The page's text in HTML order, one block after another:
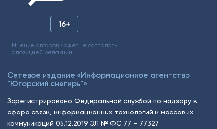
16+
Мнение авторов может не совпадать
с позицией редакции.
Сетевое издание «Информационное агентство
"Югорский снегирь"»
Зарегистрировано Федеральной службой по надзору в
сфере связи, информационных технологий и массовых
коммуникаций 05.12.2019 ЭЛ № ФС 77 – 77327